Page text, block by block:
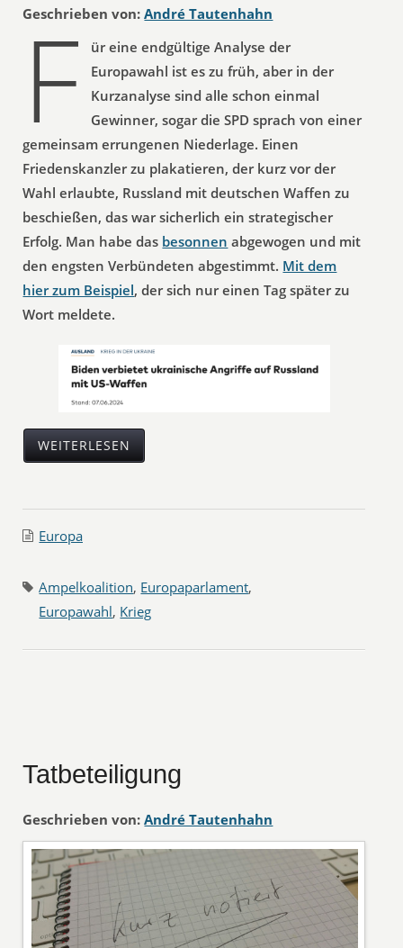
Geschrieben von: André Tautenhahn
F
ür eine endgültige Analyse der
Europawahl ist es zu früh, aber in der
Kurzanalyse sind alle schon einmal
Gewinner, sogar die SPD sprach von einer
gemeinsam errungenen Niederlage. Einen
Friedenskanzler zu plakatieren, der kurz vor der
Wahl erlaubte, Russland mit deutschen Waffen zu
beschießen, das war sicherlich ein strategischer
Erfolg. Man habe das besonnen abgewogen und mit
den engsten Verbündeten abgestimmt. Mit dem
hier zum Beispiel, der sich nur einen Tag später zu
Wort meldete.
WEITERLESEN
Europa
Ampelkoalition, Europaparlament,
Europawahl, Krieg
Tatbeteiligung
Geschrieben von: André Tautenhahn